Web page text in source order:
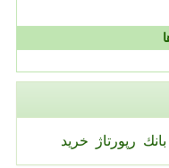
بانك رپورتاژ خرید